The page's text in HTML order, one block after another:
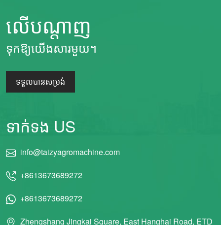
លើបណ្តាញ
ទុកឱ្យយើងសារមួយ។
ទទួលបានសម្រង់
ទាក់ទង US
info@taizyagromachine.com
+8613673689272
+8613673689272
Zhengshang Jingkai Square, East Hanghai Road, ETD